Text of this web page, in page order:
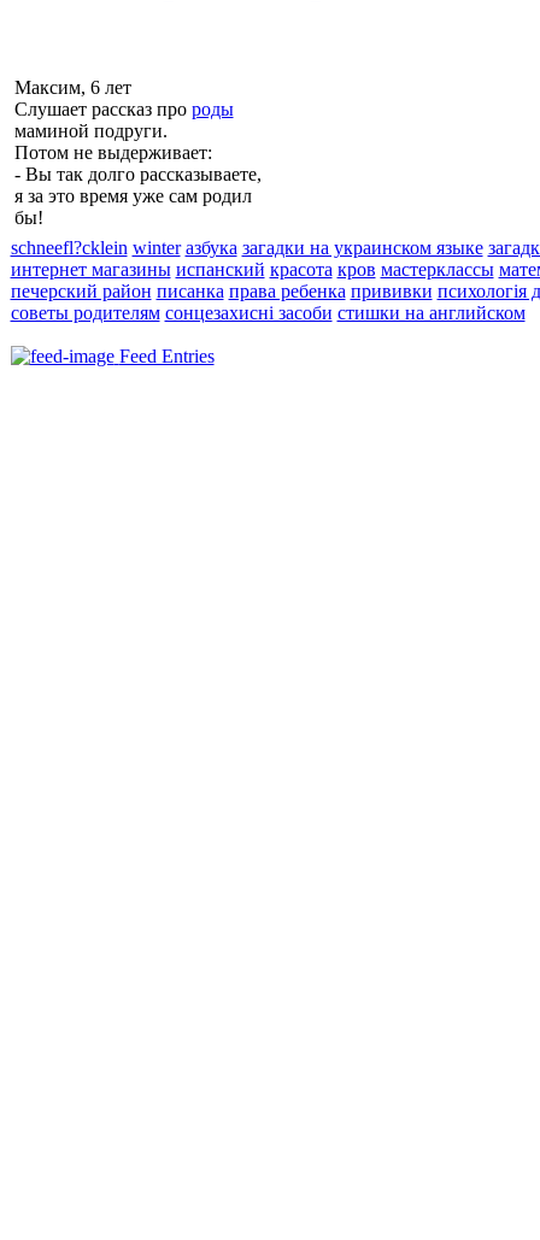
Максим, 6 лет
Слушает рассказ про роды
маминой подруги.
Потом не выдерживает:
- Вы так долго рассказываете,
я за это время уже сам родил
бы!
schneefl?cklein winter азбука загадки на украинском языке
интернет магазины испанский красота кров мастерклассы
печерский район писанка права ребенка прививки психологія
советы родителям сонцезахисні засоби стишки на английском
Feed Entries